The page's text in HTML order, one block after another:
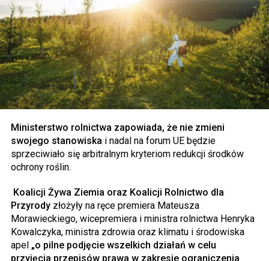
Ministerstwo rolnictwa zapowiada, że nie zmieni
swojego stanowiska i nadal na forum UE będzie
sprzeciwiało się arbitralnym kryteriom redukcji środków
ochrony roślin.
Koalicji Żywa Ziemia oraz Koalicji Rolnictwo dla
Przyrody złożyły na ręce premiera Mateusza
Morawieckiego, wicepremiera i ministra rolnictwa Henryka
Kowalczyka, ministra zdrowia oraz klimatu i środowiska
apel „o pilne podjęcie wszelkich działań w celu
przyjęcia przepisów prawa w zakresie ograniczenia